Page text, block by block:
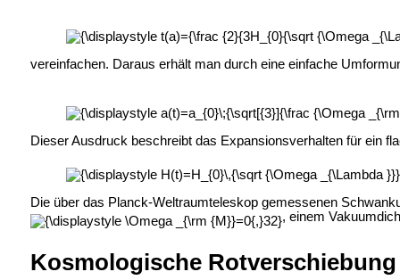
vereinfachen. Daraus erhält man durch eine einfache
Dieser Ausdruck beschreibt das Expansionsverhalten für ein
Die über das Planck-Weltraumteleskop gemessenen
, einem
Kosmologische